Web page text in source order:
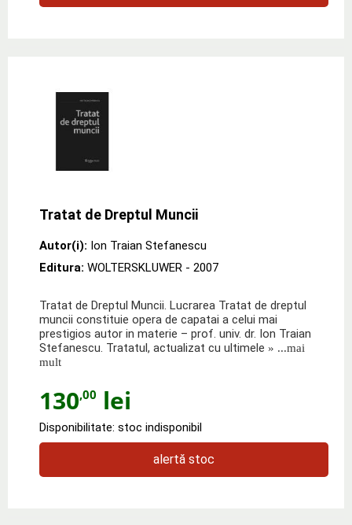
Tratat de Dreptul Muncii
Autor(i): Ion Traian Stefanescu
Editura: WOLTERSKLUWER - 2007
Tratat de Dreptul Muncii. Lucrarea Tratat de dreptul
muncii constituie opera de capatai a celui mai
prestigios autor in materie – prof. univ. dr. Ion Traian
Stefanescu. Tratatul, actualizat cu ultimele » ...mai
mult
130,00 lei
Disponibilitate: stoc indisponibil
alertă stoc